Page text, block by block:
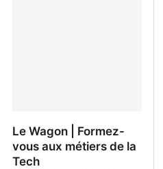
Le Wagon | Formez-
vous aux métiers de la
Tech